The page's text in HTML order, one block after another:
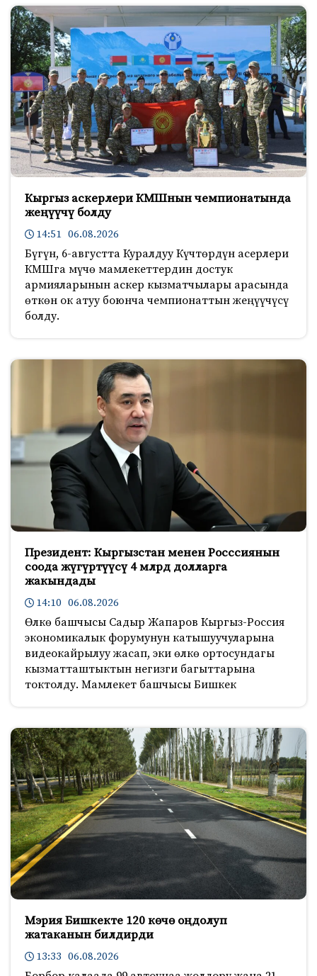
Кыргыз аскерлери КМШнын чемпионатында
жеңүүчү болду
14:51 06.08.2026
Бүгүн, 6-августта Куралдуу Күчтөрдүн асерлери
КМШга мүчө мамлекеттердин достук
армияларынын аскер кызматчылары арасында
өткөн ок атуу боюнча чемпионаттын жеңүүчүсү
болду.
Президент: Кыргызстан менен Росссиянын
соода жүгүртүүсү 4 млрд долларга
жакындады
14:10 06.08.2026
Өлкө башчысы Садыр Жапаров Кыргыз-Россия
экономикалык форумунун катышуучуларына
видеокайрылуу жасап, эки өлкө ортосундагы
кызматташтыктын негизги багыттарына
токтолду. Мамлекет башчысы Бишкек
Мэрия Бишкекте 120 көчө оңдолуп
жатаканын билдирди
13:33 06.08.2026